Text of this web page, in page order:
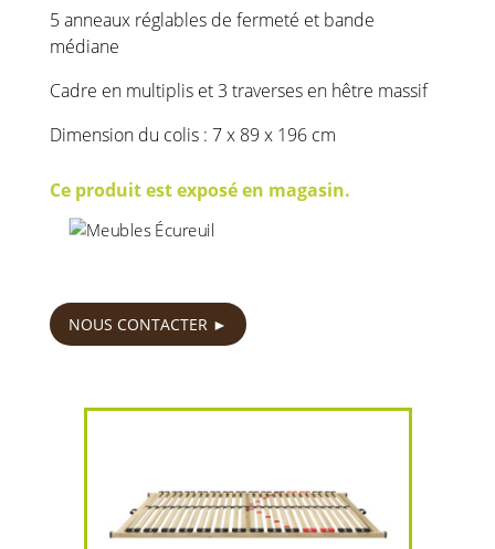
5 anneaux réglables de fermeté et bande
médiane
Cadre en multiplis et 3 traverses en hêtre massif
Dimension du colis : 7 x 89 x 196 cm
Ce produit est exposé en magasin.
NOUS CONTACTER